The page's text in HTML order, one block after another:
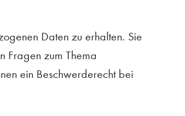
Daten zu erhalten. Sie
Fragen zum Thema
ein Beschwerderecht bei